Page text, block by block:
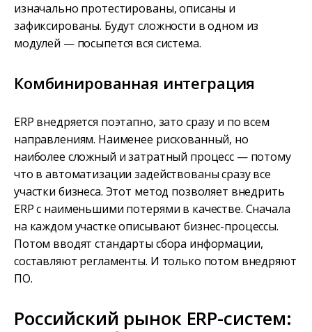
изначально протестированы, описаны и
зафиксированы. Будут сложности в одном из
модулей — посыпется вся система.
Комбинированная интеграция
ERP внедряется поэтапно, зато сразу и по всем
направлениям. Наименее рискованный, но
наиболее сложный и затратный процесс — потому
что в автоматизации задействованы сразу все
участки бизнеса. Этот метод позволяет внедрить
ERP c наименьшими потерями в качестве. Сначала
на каждом участке описывают бизнес-процессы.
Потом вводят стандарты сбора информации,
составляют регламенты. И только потом внедряют
ПО.
Российский рынок ERP-систем: